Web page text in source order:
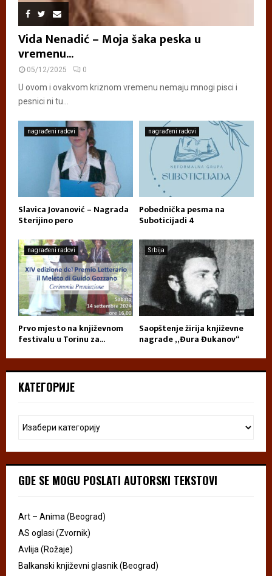
Vida Nenadić – Moja šaka peska u
vremenu...
05/12/2025 0
U ovom i ovakvom kriznom vremenu nemaju mnogi pisci i
pesnici ni tu...
nagrađeni radovi
Slavica Jovanović – Nagrada
Sterijino pero
nagrađeni radovi
Pobednička pesma na
Suboticijadi 4
nagrađeni radovi
Prvo mjesto na književnom
festivalu u Torinu za...
Srbija
Saopštenje žirija književne
nagrade „Đura Đukanov“
КАТЕГОРИЈЕ
GDE SE MOGU POSLATI AUTORSKI TEKSTOVI
Art – Anima (Beograd)
AS oglasi (Zvornik)
Avlija (Rožaje)
Balkanski književni glasnik (Beograd)